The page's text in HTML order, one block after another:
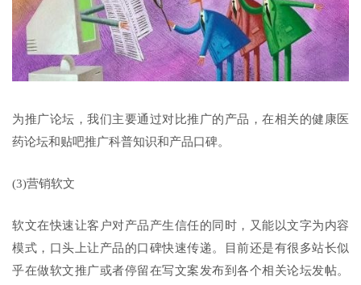
为推广论坛，我们主要通过对比推广的产品，在相关的健康医
药论坛和贴吧推广科普知识和产品口碑。
(3)营销软文
软文在快速让客户对产品产生信任的同时，又能以文字为内容
模式，口头上让产品的口碑快速传递。目前还是有很多站长似
乎在做软文推广或者停留在写文案发布到各个相关论坛发帖。